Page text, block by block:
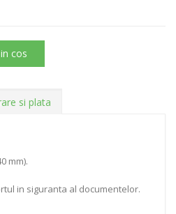
cos
si plata
mm).
in siguranta al documentelor.